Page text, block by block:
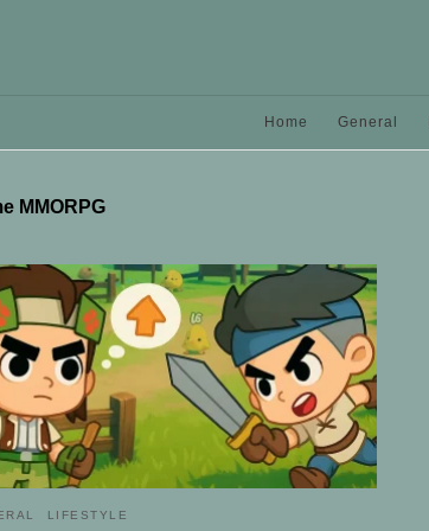
Home General
MMORPG
LIFESTYLE